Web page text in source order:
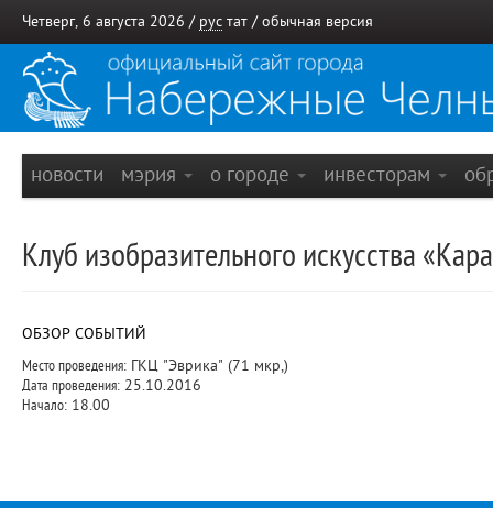
Четверг, 6 августа 2026 / рус тат / обычная версия
новости мэрия о городе инвесторам
Клуб изобразительного искусства
ОБЗОР СОБЫТИЙ
Место проведения: ГКЦ "Эврика" (71 мкр,)
Дата проведения: 25.10.2016
Начало: 18.00